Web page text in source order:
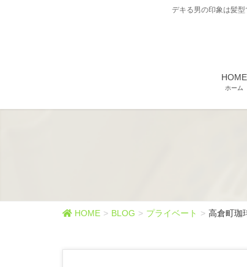
デキる男の印象は髪
HOME
ホーム
HOME BLOG プライベート 高倉町珈